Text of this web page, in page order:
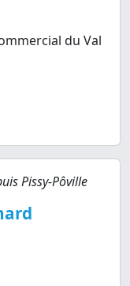
du Val
Pissy-Pôville